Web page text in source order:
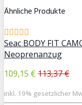
Ähnliche Produkte
Seac BODY FIT
Neoprenanzug
109,15 € 113,37 €
inkl. 19% gesetzlicher